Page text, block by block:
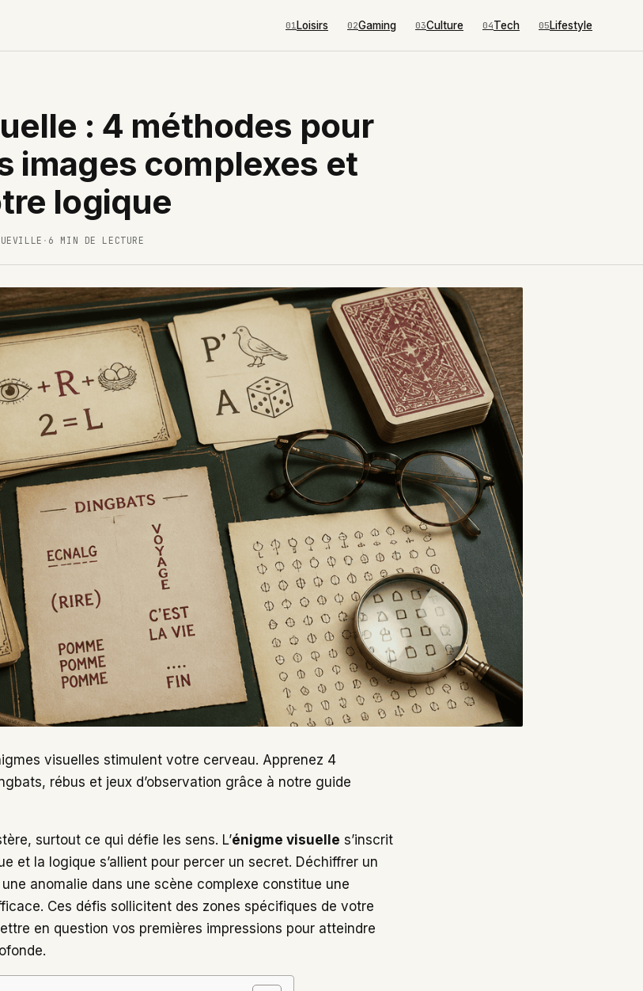
01 Loisirs 02Gaming 03Culture 04Tech 05 Lifestyle
: 4 méthodes pour
images complexes et
logique
· 6 MIN DE LECTURE
visuelles stimulent votre cerveau. Apprenez 4
rébus et jeux d’observation grâce à notre guide
surtout ce qui défie les sens. L’énigme visuelle s’inscrit
et la logique s’allient pour percer un secret. Déchiffrer un
anomalie dans une scène complexe constitue une
Ces défis sollicitent des zones spécifiques de votre
en question vos premières impressions pour atteindre